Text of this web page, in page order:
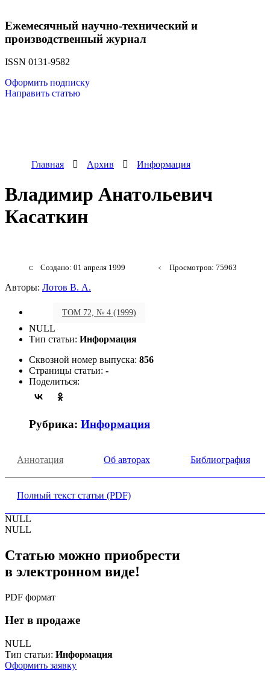
Ежемесячный научно-технический и
производственный журнал
ISSN 0131-9582
Оформить подписку
Направить статью
Главная Архив Информация
Владимир Анатольевич
Касаткин
Создано: 01 апреля 1999 Просмотров: 75963
Авторы: Лотов В. А.
ТОМ 72, № 4 (1999)
NULL
Тип статьи: Информация
Сквозной номер выпуска: 856
Страницы статьи: -
Поделиться:
Рубрика: Информация
Аннотация Об авторах Библиография
Полный текст статьи (PDF)
NULL
NULL
Статью можно приобрести
в электронном виде!
PDF формат
Нет в продаже
NULL
Тип статьи: Информация
Оформить заявку